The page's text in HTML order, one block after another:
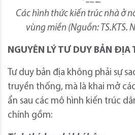
Các hình thức kiến trúc nhà ở
vùng miền (Nguồn: TS.KTS.
NGUYÊN LÝ TƯ DUY BẢN ĐỊA
Tư duy bản địa không phải sự
truyền thống, mà là khai mở
ẩn sau các mô hình kiến trúc
chính gồm: